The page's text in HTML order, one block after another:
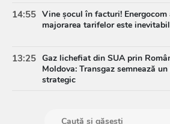
14:55 Vine șocul în facturi! Energocom
majorarea tarifelor este
13:25 Gaz lichefiat din SUA prin
Moldova: Transgaz semnează
strategic